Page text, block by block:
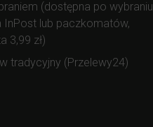
(dostępna po wybraniu
InPost lub paczkomatów,
3,99 zł)
tradycyjny (Przelewy24)